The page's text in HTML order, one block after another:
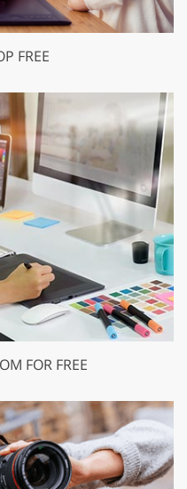
FREE
FOR FREE